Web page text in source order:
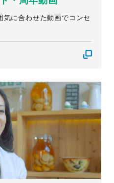
気に合わせた動画でコンセ